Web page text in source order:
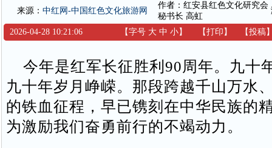
来源： 中红网-中国红色文化旅游网
作者：红安县红色文化研究会
秘书长 高虹
2026-04-28 10:21:06 【字号 大 中 小】 【打印 】 【投稿
今年是红军长征胜利90周年。九十
九十年岁月峥嵘。那段跨越千山万水
的铁血征程，早已镌刻在中华民族的
为激励我们奋勇前行的不竭动力。